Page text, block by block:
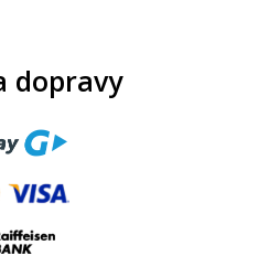
dopravy